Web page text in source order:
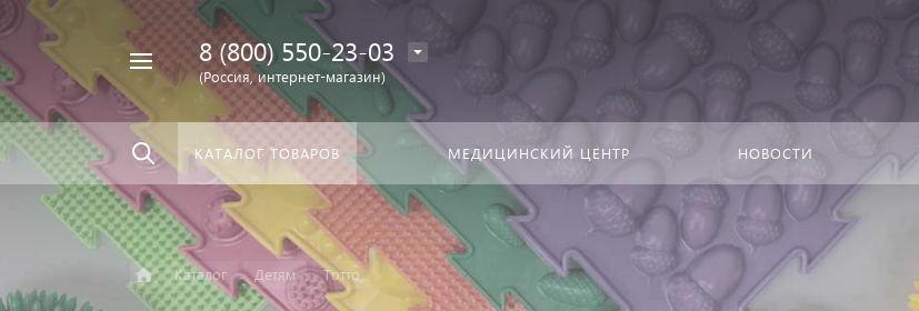
вездеНайти
8 (800) 550-23-03
(Россия, интернет-магазин)
КАТАЛОГ ТОВАРОВ МЕДИЦИНСКИЙ ЦЕНТР НОВОСТИ
Каталог Детям Тотто